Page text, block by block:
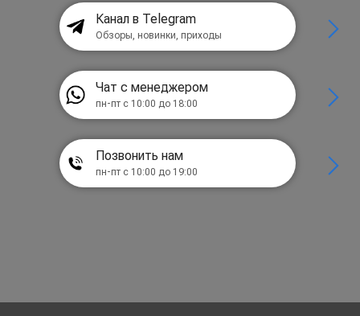
Канал в Telegram
Обзоры, новинки, приходы
Чат с менеджером
пн-пт с 10:00 до 18:00
Позвонить нам
пн-пт с 10:00 до 19:00